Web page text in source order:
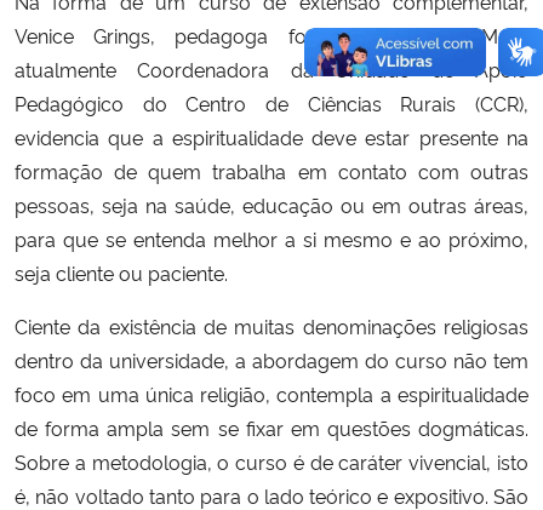
Venice Grings, pedagoga formada pela UFSM e
atualmente Coordenadora da Unidade de Apoio
Pedagógico do Centro de Ciências Rurais (CCR),
evidencia que a espiritualidade deve estar presente na
formação de quem trabalha em contato com outras
pessoas, seja na saúde, educação ou em outras áreas,
para que se entenda melhor a si mesmo e ao próximo,
seja cliente ou paciente.
Ciente da existência de muitas denominações religiosas
dentro da universidade, a abordagem do curso não tem
foco em uma única religião, contempla a espiritualidade
de forma ampla sem se fixar em questões dogmáticas.
Sobre a metodologia, o curso é de caráter vivencial, isto
é, não voltado tanto para o lado teórico e expositivo. São